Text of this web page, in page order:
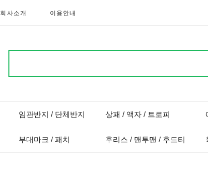
회사소개 이용안내
임관반지 / 단체반지
부대마크 / 패치
상패 / 액자 / 트로피
후리스 / 맨투맨 / 후드티